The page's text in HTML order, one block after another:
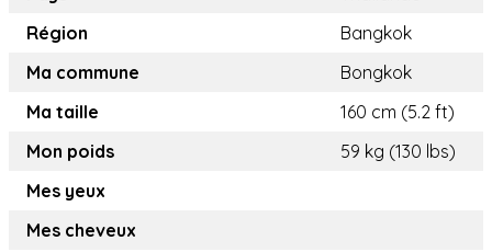
Région
Bangkok
Ma commune
Bongkok
Ma taille
160 cm (5.2 ft)
Mon poids
59 kg (130 lbs)
Mes yeux
Mes cheveux